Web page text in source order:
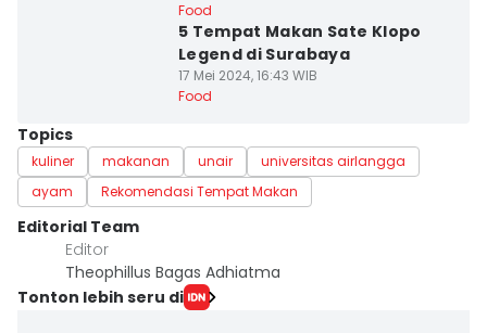
Food
5 Tempat Makan Sate Klopo
Legend di Surabaya
17 Mei 2024, 16:43 WIB
Food
Topics
kuliner makanan unair
universitas airlangga
ayam
Rekomendasi Tempat Makan
Editorial Team
Editor
Theophillus Bagas Adhiatma
Tonton lebih seru di